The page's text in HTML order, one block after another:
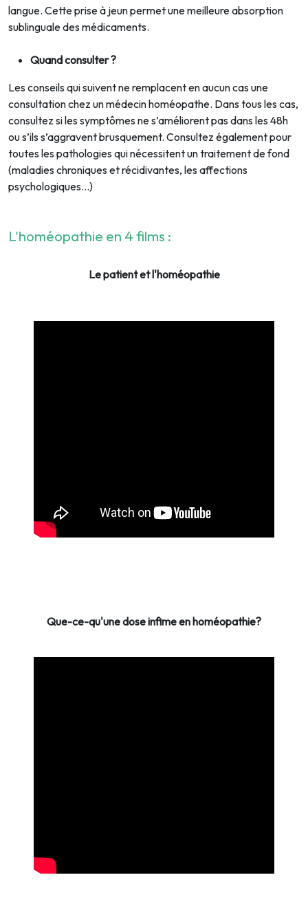
langue. Cette prise à jeun permet une meilleure absorption
sublinguale des médicaments.
Quand consulter ?
Les conseils qui suivent ne remplacent en aucun cas une
consultation chez un médecin homéopathe. Dans tous les cas,
consultez si les symptômes ne s’améliorent pas dans les 48h
ou s’ils s’aggravent brusquement. Consultez également pour
toutes les pathologies qui nécessitent un traitement de fond
(maladies chroniques et récidivantes, les affections
psychologiques…)
L'homéopathie en 4 films :
Le patient et l'homéopathie
Que-ce-qu'une dose infime en homéopathie?